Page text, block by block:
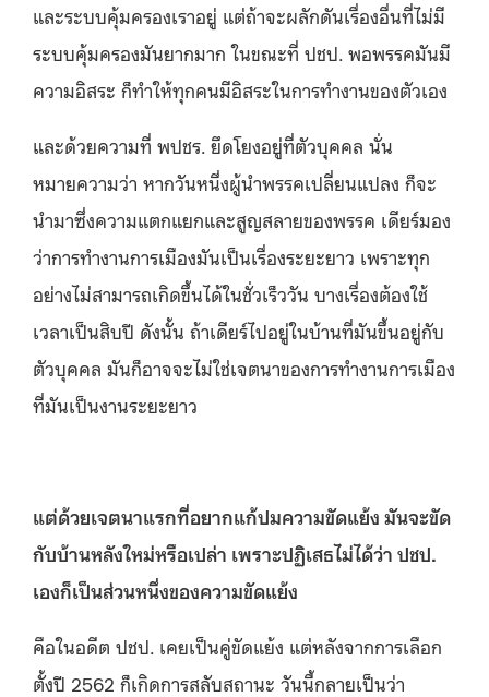
และระบบคุ้มครองเราอยู่ แต่ถ้าจะผลักดันเรื่องอื่นที่ไม่มี
ระบบคุ้มครองมันยากมาก ในขณะที่ ปชป. พอพรรคมันมี
ความอิสระ ก็ทำให้ทุกคนมีอิสระในการทำงานของตัวเอง
และด้วยความที่ พปชร. ยึดโยงอยู่ที่ตัวบุคคล นั่น
หมายความว่า หากวันหนึ่งผู้นำพรรคเปลี่ยนแปลง ก็จะ
นำมาซึ่งความแตกแยกและสูญสลายของพรรค เดียร์มอง
ว่าการทำงานการเมืองมันเป็นเรื่องระยะยาว เพราะทุก
อย่างไม่สามารถเกิดขึ้นได้ในชั่วเร็ววัน บางเรื่องต้องใช้
เวลาเป็นสิบปี ดังนั้น ถ้าเดียร์ไปอยู่ในบ้านที่มันขึ้นอยู่กับ
ตัวบุคคล มันก็อาจจะไม่ใช่เจตนาของการทำงานการเมือง
ที่มันเป็นงานระยะยาว
แต่ด้วยเจตนาแรกที่อยากแก้ปมความขัดแย้ง มันจะขัด
กับบ้านหลังใหม่หรือเปล่า เพราะปฏิเสธไม่ได้ว่า ปชป.
เองก็เป็นส่วนหนึ่งของความขัดแย้ง
คือในอดีต ปชป. เคยเป็นคู่ขัดแย้ง แต่หลังจากการเลือก
ตั้งปี 2562 ก็เกิดการสลับสถานะ วันนี้กลายเป็นว่า